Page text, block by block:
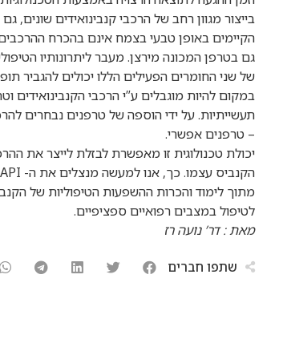
בייצור מגוון רחב של הרכבי קנבינואידים שונים,
של שני החומרים הפעילים הללו יכולים להגביר
במקום להיות מוגבלים ע”י הרכבי הקנבינואידים
תעשייתיות. על ידי הוספה של טרפנים נבחרים
– טרפנים אפשרי.
יכולת טכנולוגית זו מאפשרת לבזלת לייצר את
לטיפול במצבים רפואיים ספציפיים.
מאת : דר’ נועה רז
שתפו חברים